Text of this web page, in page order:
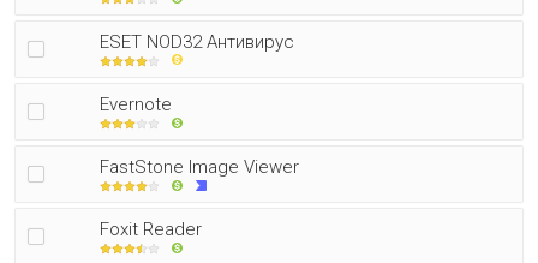
ESET NOD32 Антивирус
Evernote
FastStone Image Viewer
Foxit Reader